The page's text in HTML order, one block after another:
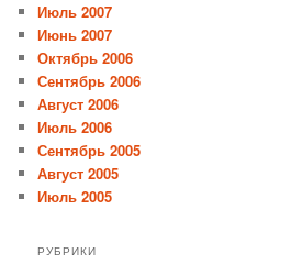
Июль 2007
Июнь 2007
Октябрь 2006
Сентябрь 2006
Август 2006
Июль 2006
Сентябрь 2005
Август 2005
Июль 2005
РУБРИКИ